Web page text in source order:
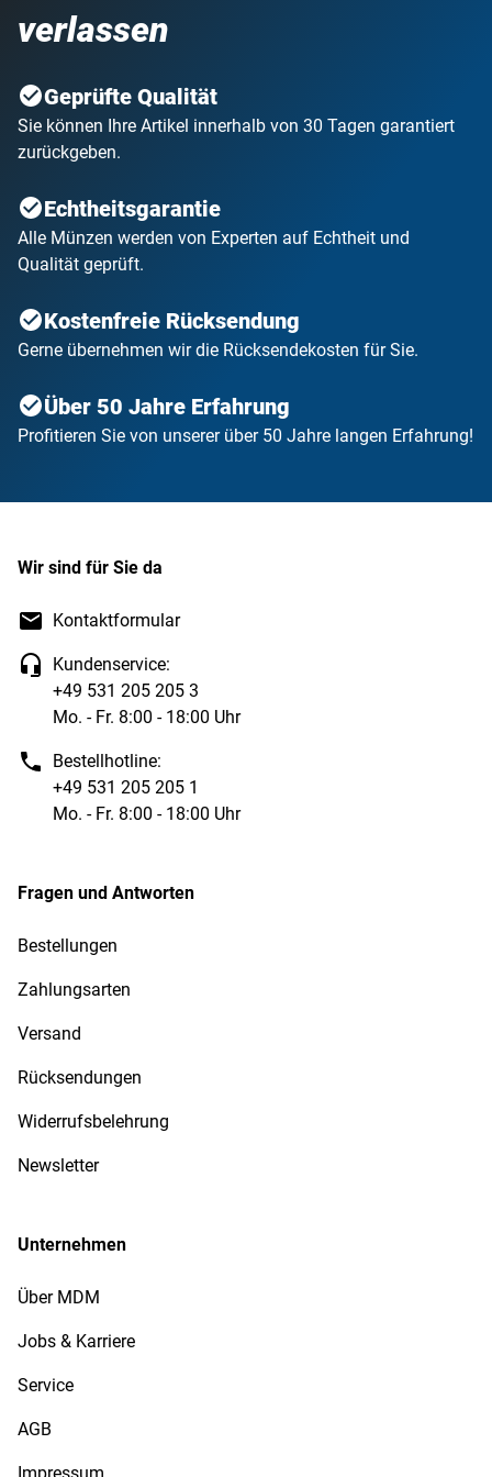
verlassen
Geprüfte Qualität
Sie können Ihre Artikel innerhalb von 30 Tagen garantiert
zurückgeben.
Echtheitsgarantie
Alle Münzen werden von Experten auf Echtheit und
Qualität geprüft.
Kostenfreie Rücksendung
Gerne übernehmen wir die Rücksendekosten für Sie.
Über 50 Jahre Erfahrung
Profitieren Sie von unserer über 50 Jahre langen Erfahrung!
Wir sind für Sie da
Kontaktformular
Kundenservice:
+49 531 205 205 3
Mo. - Fr. 8:00 - 18:00 Uhr
Bestellhotline:
+49 531 205 205 1
Mo. - Fr. 8:00 - 18:00 Uhr
Fragen und Antworten
Bestellungen
Zahlungsarten
Versand
Rücksendungen
Widerrufsbelehrung
Newsletter
Unternehmen
Über MDM
Jobs & Karriere
Service
AGB
Impressum